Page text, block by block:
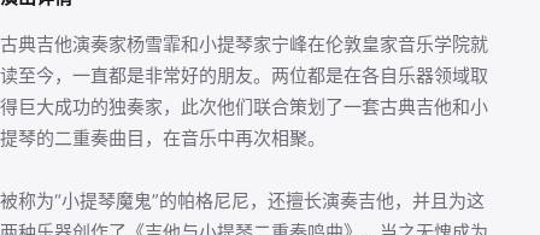
古典吉他演奏家杨雪霏和小提琴家宁峰在伦敦皇家音乐学院就
读至今，一直都是非常好的朋友。两位都是在各自乐器领域取
得巨大成功的独奏家，此次他们联合策划了一套古典吉他和小
提琴的二重奏曲目，在音乐中再次相聚。
被称为“小提琴魔鬼”的帕格尼尼，还擅长演奏吉他，并且为这